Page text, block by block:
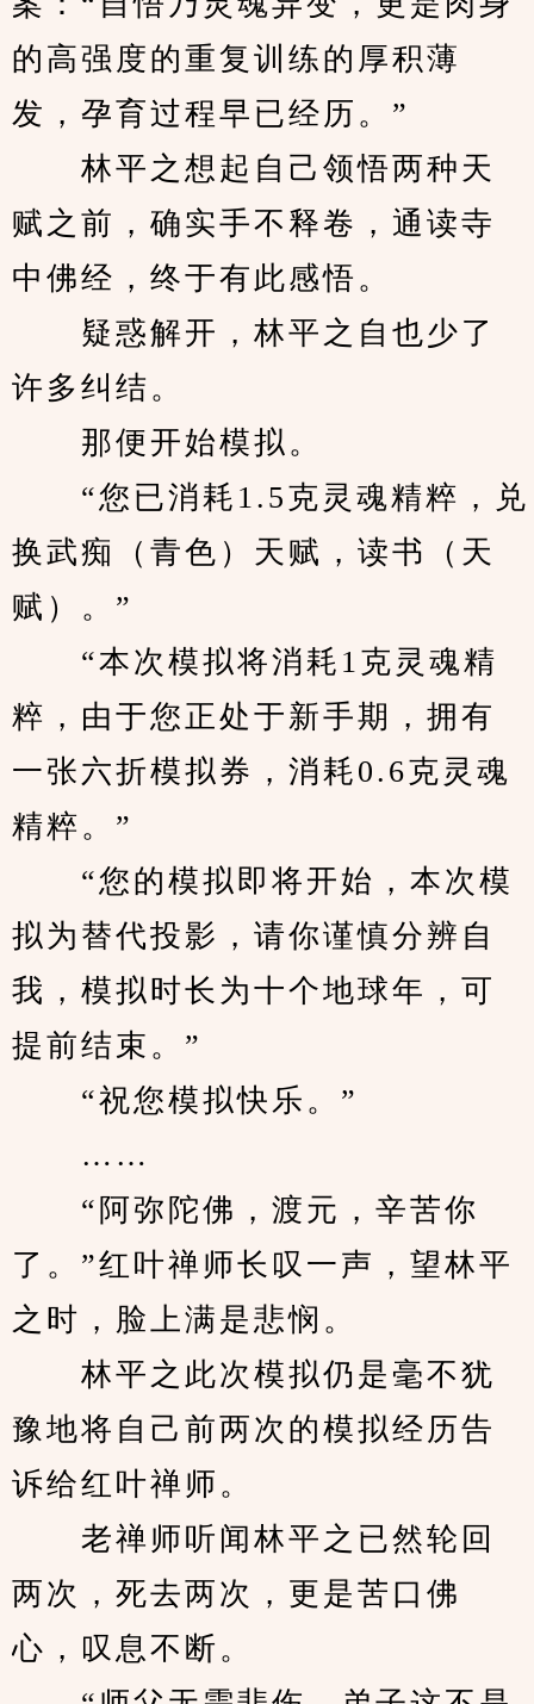
的高强度的重复训练的厚积薄
发，孕育过程早已经历。”
林平之想起自己领悟两种天
赋之前，确实手不释卷，通读寺
中佛经，终于有此感悟。
疑惑解开，林平之自也少了
许多纠结。
那便开始模拟。
“您已消耗1.5克灵魂精粹，兑
换武痴（青色）天赋，读书（天
赋）。”
“本次模拟将消耗1克灵魂精
粹，由于您正处于新手期，拥有
一张六折模拟券，消耗0.6克灵魂
精粹。”
“您的模拟即将开始，本次模
拟为替代投影，请你谨慎分辨自
我，模拟时长为十个地球年，可
提前结束。”
“祝您模拟快乐。”
……
“阿弥陀佛，渡元，辛苦你
了。”红叶禅师长叹一声，望林平
之时，脸上满是悲悯。
林平之此次模拟仍是毫不犹
豫地将自己前两次的模拟经历告
诉给红叶禅师。
老禅师听闻林平之已然轮回
两次，死去两次，更是苦口佛
心，叹息不断。